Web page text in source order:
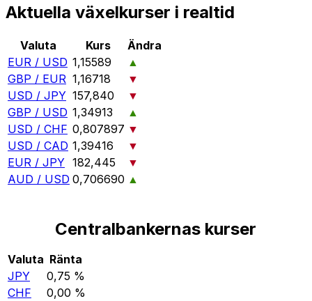
Aktuella växelkurser i realtid
Valuta Kurs
Ändra
EUR / USD 1,15589
▲
GBP / EUR 1,16718
▼
USD / JPY 157,840
▼
GBP / USD 1,34913
▲
USD / CHF 0,807897 ▼
USD / CAD 1,39416
▼
EUR / JPY 182,445
▼
AUD / USD 0,706690 ▲
Centralbankernas kurser
Valuta Ränta
JPY
0,75 %
CHF
0,00 %